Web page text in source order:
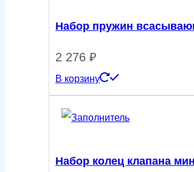
Набор пружин
2 276 ₽
В корзину
Набор колец клапана